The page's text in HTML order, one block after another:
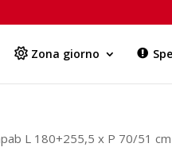
Zona giorno
Products
L 180+255,5 x P 70/51 cm